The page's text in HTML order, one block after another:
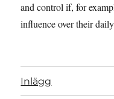
and control if, for
influence over their
Inlägg